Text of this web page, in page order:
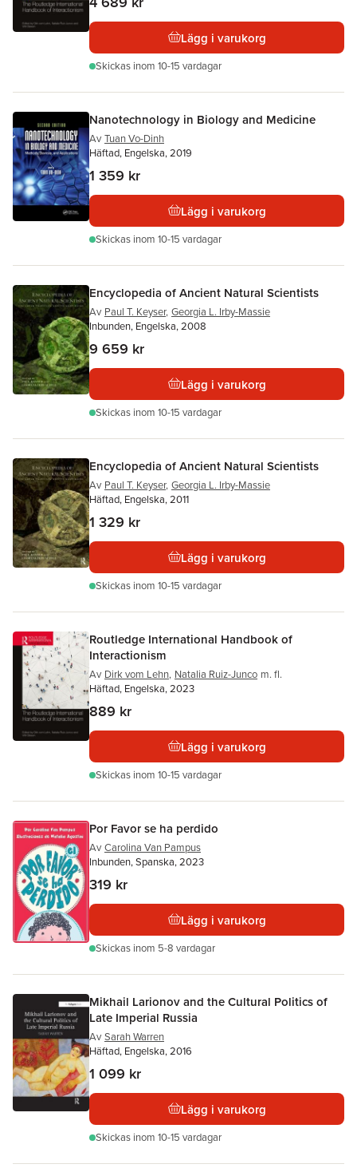
Lägg i varukorg
Skickas inom 10-15 vardagar
Nanotechnology in Biology and Medicine
Av Tuan Vo-Dinh
Häftad, Engelska, 2019
1 359 kr
Lägg i varukorg
Skickas inom 10-15 vardagar
Encyclopedia of Ancient Natural Scientists
Av Paul T. Keyser, Georgia L. Irby-Massie
Inbunden, Engelska, 2008
9 659 kr
Lägg i varukorg
Skickas inom 10-15 vardagar
Encyclopedia of Ancient Natural Scientists
Av Paul T. Keyser, Georgia L. Irby-Massie
Häftad, Engelska, 2011
1 329 kr
Lägg i varukorg
Skickas inom 10-15 vardagar
Routledge International Handbook of
Interactionism
Av Dirk vom Lehn, Natalia Ruiz-Junco m. fl.
Häftad, Engelska, 2023
889 kr
Lägg i varukorg
Skickas inom 10-15 vardagar
Por Favor se ha perdido
Av Carolina Van Pampus
Inbunden, Spanska, 2023
319 kr
Lägg i varukorg
Skickas inom 5-8 vardagar
Mikhail Larionov and the Cultural Politics of
Late Imperial Russia
Av Sarah Warren
Häftad, Engelska, 2016
1 099 kr
Lägg i varukorg
Skickas inom 10-15 vardagar